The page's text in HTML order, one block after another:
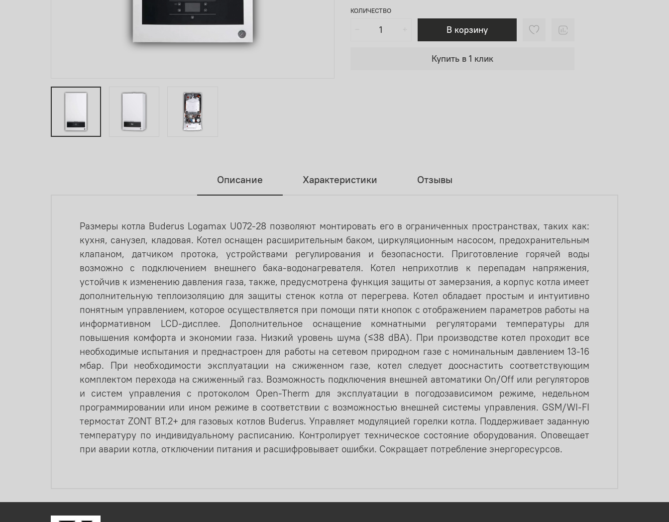
КОЛИЧЕСТВО
В корзину
Купить в 1 клик
Описание Характеристики Отзывы
Размеры котла Buderus Logamax U072-28 позволяют монтировать его в ограниченных пространствах, таких как:
кухня, санузел, кладовая. Котел оснащен расширительным баком, циркуляционным насосом, предохранительным
клапаном, датчиком протока, устройствами регулирования и безопасности. Приготовление горячей воды
возможно c подключением внешнего бака-водонагревателя. Котел неприхотлив к перепадам напряжения,
устойчив к изменению давления газа, также, предусмотрена функция защиты от замерзания, а корпус котла имеет
дополнительную теплоизоляцию для защиты стенок котла от перегрева. Котел обладает простым и интуитивно
понятным управлением, которое осуществляется при помощи пяти кнопок с отображением параметров работы на
информативном LCD-дисплее. Дополнительное оснащение комнатными регуляторами температуры для
повышения комфорта и экономии газа. Низкий уровень шума (≤38 dBA). При производстве котел проходит все
необходимые испытания и преднастроен для работы на сетевом природном газе с номинальным давлением 13-16
мбар. При необходимости эксплуатации на сжиженном газе, котел следует дооснастить соответствующим
комплектом перехода на сжиженный газ. Возможность подключения внешней автоматики On/Off или регуляторов
и систем управления с протоколом Open-Therm для эксплуатации в погодозависимом режиме, недельном
программировании или ином режиме в соответствии с возможностью внешней системы управления. GSM/WI-FI
термостат ZONT BT.2+ для газовых котлов Buderus. Управляет модуляцией горелки котла. Поддерживает заданную
температуру по индивидуальному расписанию. Контролирует техническое состояние оборудования. Оповещает
при аварии котла, отключении питания и расшифровывает ошибки. Сокращает потребление энергоресурсов.